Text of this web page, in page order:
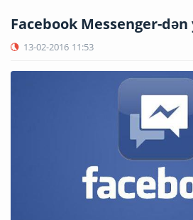
Facebook Messenger-
13-02-2016 11:53